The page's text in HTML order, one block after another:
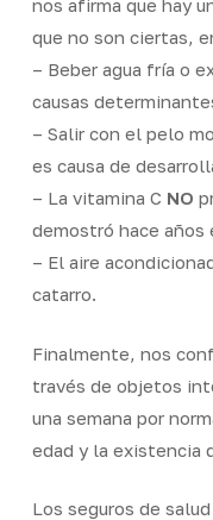
nos afirma que hay
que no son ciertas,
– Beber agua fría o
causas
– Salir con el pelo
es causa de
– La vitamina C NO
demostró hace
– El aire
catarro.
Finalmente, nos
través de objetos
una semana por
edad y la existencia
Los seguros de